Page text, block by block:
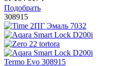
Подобрать
308915
Termo Evo 308915